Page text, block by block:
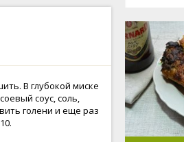
В глубокой миске
соус, соль,
голени и еще раз